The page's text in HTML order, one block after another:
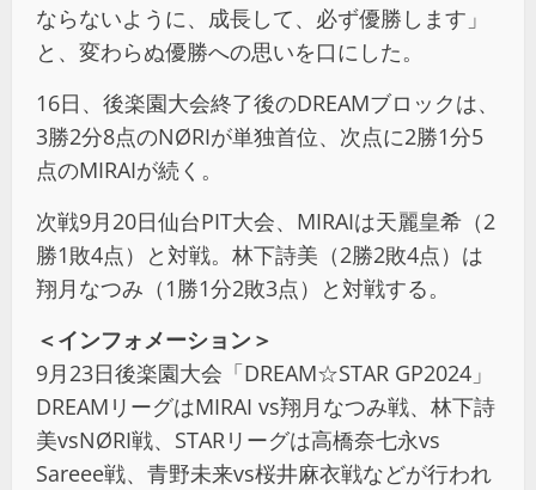
ならないように、成長して、必ず優勝します」
と、変わらぬ優勝への思いを口にした。
16日、後楽園大会終了後のDREAMブロックは、
3勝2分8点のNØRIが単独首位、次点に2勝1分5
点のMIRAIが続く。
次戦9月20日仙台PIT大会、MIRAIは天麗皇希（2
勝1敗4点）と対戦。林下詩美（2勝2敗4点）は
翔月なつみ（1勝1分2敗3点）と対戦する。
＜インフォメーション＞
9月23日後楽園大会「DREAM☆STAR GP2024」
DREAMリーグはMIRAI vs翔月なつみ戦、林下詩
美vsNØRI戦、STARリーグは高橋奈七永vs
Sareee戦、青野未来vs桜井麻衣戦などが行われ